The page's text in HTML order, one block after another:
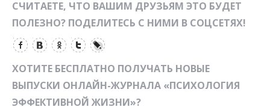
СЧИТАЕТЕ, ЧТО ВАШИМ ДРУЗЬЯМ ЭТО БУДЕТ
ПОЛЕЗНО? ПОДЕЛИТЕСЬ С НИМИ В СОЦСЕТЯХ!
ХОТИТЕ БЕСПЛАТНО ПОЛУЧАТЬ НОВЫЕ
ВЫПУСКИ ОНЛАЙН-ЖУРНАЛА «ПСИХОЛОГИЯ
ЭФФЕКТИВНОЙ ЖИЗНИ»?